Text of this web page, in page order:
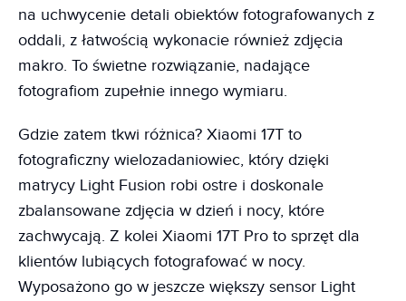
na uchwycenie detali obiektów fotografowanych z
oddali, z łatwością wykonacie również zdjęcia
makro. To świetne rozwiązanie, nadające
fotografiom zupełnie innego wymiaru.
Gdzie zatem tkwi różnica? Xiaomi 17T to
fotograficzny wielozadaniowiec, który dzięki
matrycy Light Fusion robi ostre i doskonale
zbalansowane zdjęcia w dzień i nocy, które
zachwycają. Z kolei Xiaomi 17T Pro to sprzęt dla
klientów lubiących fotografować w nocy.
Wyposażono go w jeszcze większy sensor Light